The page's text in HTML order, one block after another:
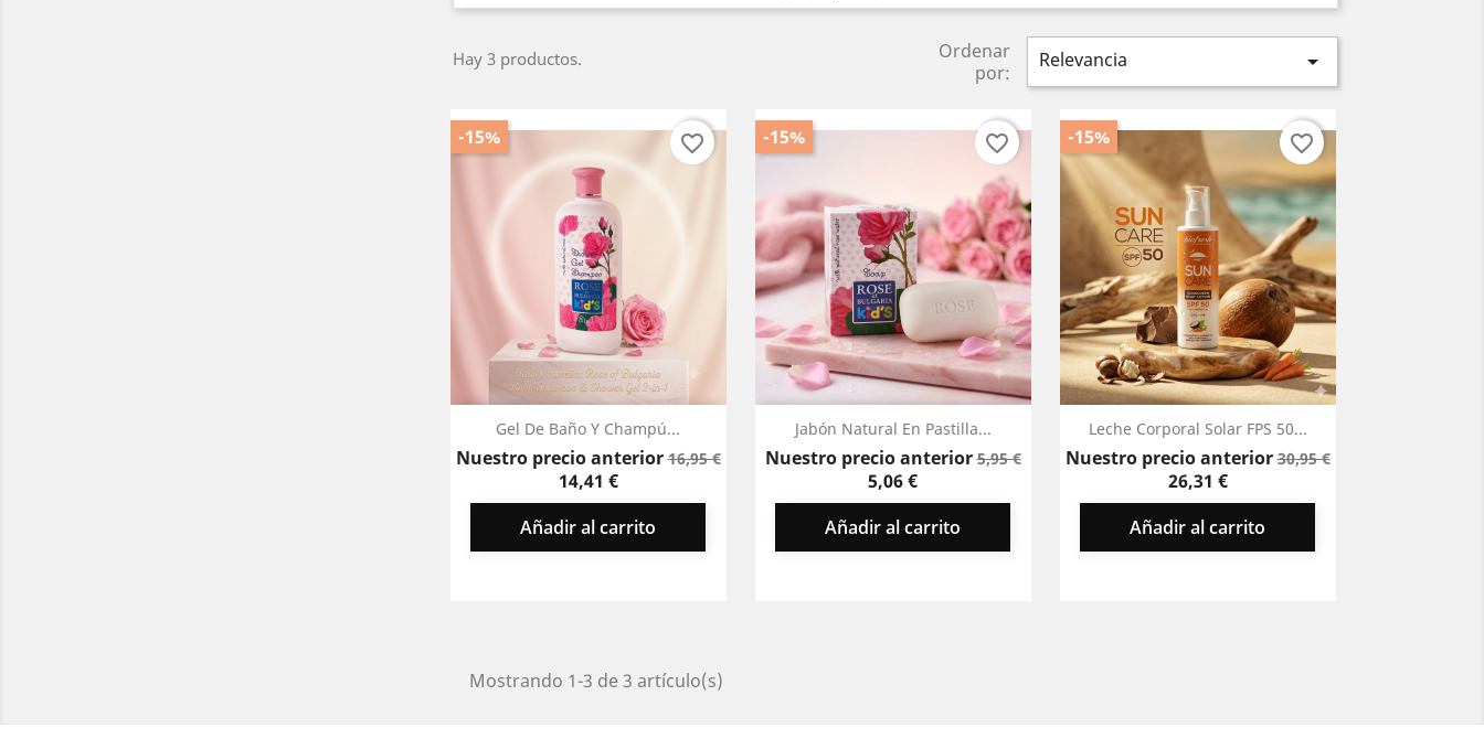
Hay 3 productos.
Ordenar
por:
Relevancia 
Gel De Baño Y Champú...
Nuestro precio anteriorPrecio
16,95 €Precio
14,41 €
Añadir al carrito
-15%
 Vista rápida
favorite_border
Jabón Natural En Pastilla...
Nuestro precio anteriorPrecio
5,95 €Precio
5,06 €
Añadir al carrito
-15%
Vista rápida
favorite_border
Leche Corporal Solar FPS 50...
Nuestro precio anteriorPrecio
30,95 €Precio
26,31 €
Añadir al carrito
-15%
Vista rápida
favorite_border
Mostrando 1-3 de 3 artículo(s)